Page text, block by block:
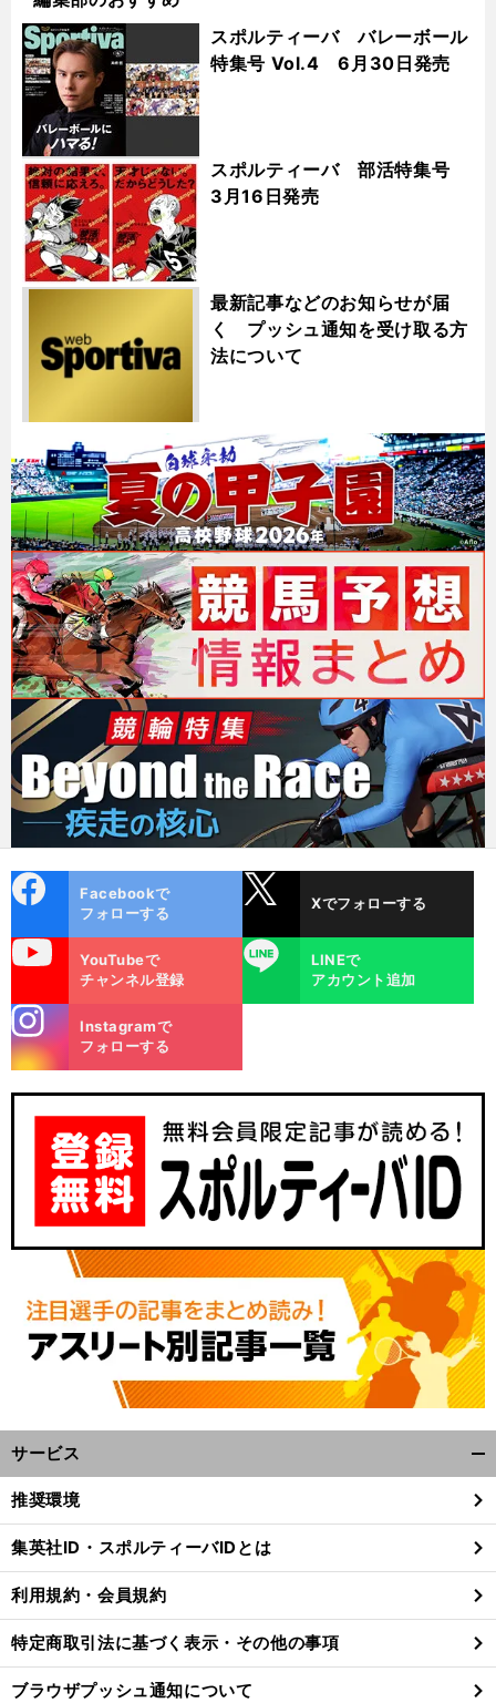
スポルティーバ バレーボール
特集号 Vol.4 6月30日発売
スポルティーバ 部活特集号
3月16日発売
最新記事などのお知らせが届
く プッシュ通知を受け取る方
法について
ok
Facebookで
フォローする
Xでフォローする
YouTubeで
チャンネル登録
LINE
LINEで
アカウント追加
m
Instagramで
フォローする
サービス
閉
る
推奨環境
集英社ID・スポルティーバIDとは
利用規約・会員規約
特定商取引法に基づく表示・その他の事項
ブラウザプッシュ通知について